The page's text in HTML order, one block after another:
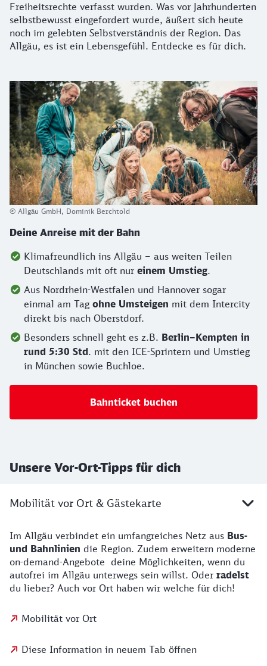
Freiheitsrechte verfasst wurden. Was vor Jahrhunderten
selbstbewusst eingefordert wurde, äußert sich heute
noch im gelebten Selbstverständnis der Region. Das
Allgäu, es ist ein Lebensgefühl. Entdecke es für dich.
© Allgäu GmbH, Dominik Berchtold
Deine Anreise mit der Bahn
Klimafreundlich ins Allgäu – aus weiten Teilen
Deutschlands mit oft nur einem Umstieg.
Aus Nordrhein-Westfalen und Hannover sogar
einmal am Tag ohne Umsteigen mit dem Intercity
direkt bis nach Oberstdorf.
Besonders schnell geht es z.B. Berlin–Kempten in
rund 5:30 Std. mit den ICE-Sprintern und Umstieg
in München sowie Buchloe.
Bahnticket buchen
Unsere Vor-Ort-Tipps für dich
Mobilität vor Ort & Gästekarte
Im Allgäu verbindet ein umfangreiches Netz aus Bus-
und Bahnlinien die Region. Zudem erweitern moderne
on-demand-Angebote deine Möglichkeiten, wenn du
autofrei im Allgäu unterwegs sein willst. Oder radelst
du lieber? Auch vor Ort haben wir welche für dich!
Mobilität vor Ort
Diese Information in neuem Tab öffnen